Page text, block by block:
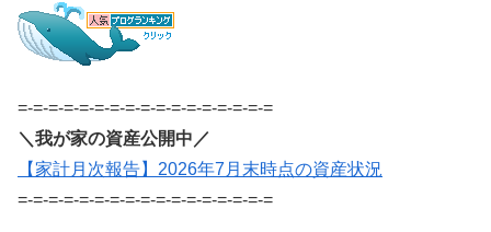
=-=-=-=-=-=-=-=-=-=-=-=-=-=-=-=-=
＼我が家の資産公開中／
【家計月次報告】2026年7月末時点の資産状況
=-=-=-=-=-=-=-=-=-=-=-=-=-=-=-=-=